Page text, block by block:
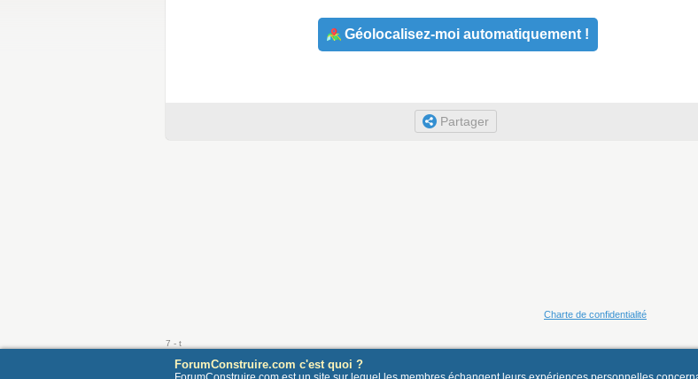
Géolocalisez-moi automatiquement !
Partager
Charte de confidentialité
7 - t
ForumConstruire.com c'est quoi ?